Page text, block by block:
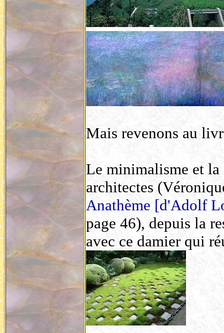
Mais revenons au
Le minimalisme et la
architectes
Anathème [d'Adolf
page 46), depuis la
avec ce damier qui